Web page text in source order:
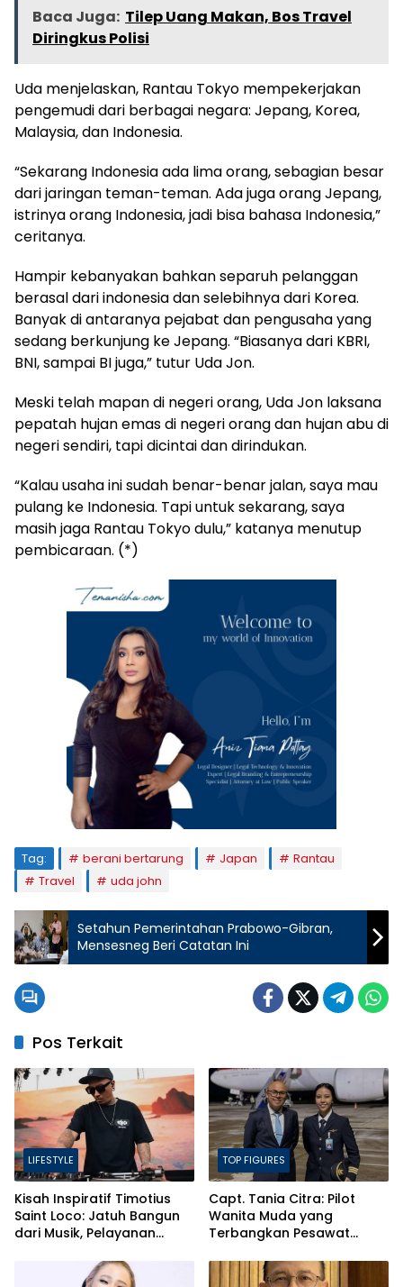
Baca Juga: Tilep Uang Makan, Bos Travel
Diringkus Polisi
Uda menjelaskan, Rantau Tokyo mempekerjakan
pengemudi dari berbagai negara: Jepang, Korea,
Malaysia, dan Indonesia.
“Sekarang Indonesia ada lima orang, sebagian besar
dari jaringan teman-teman. Ada juga orang Jepang,
istrinya orang Indonesia, jadi bisa bahasa Indonesia,”
ceritanya.
Hampir kebanyakan bahkan separuh pelanggan
berasal dari indonesia dan selebihnya dari Korea.
Banyak di antaranya pejabat dan pengusaha yang
sedang berkunjung ke Jepang. “Biasanya dari KBRI,
BNI, sampai BI juga,” tutur Uda Jon.
Meski telah mapan di negeri orang, Uda Jon laksana
pepatah hujan emas di negeri orang dan hujan abu di
negeri sendiri, tapi dicintai dan dirindukan.
“Kalau usaha ini sudah benar-benar jalan, saya mau
pulang ke Indonesia. Tapi untuk sekarang, saya
masih jaga Rantau Tokyo dulu,” katanya menutup
pembicaraan. (*)
Tag: berani bertarung Japan
Rantau
Travel
uda john
Setahun Pemerintahan Prabowo-Gibran,
Mensesneg Beri Catatan Ini
Pos Terkait
LIFESTYLE
Kisah Inspiratif Timotius
Saint Loco: Jatuh Bangun
dari Musik, Pelayanan
Sambal Babon
TOP FIGURES
Capt. Tania Citra: Pilot
Wanita Muda yang
Terbangkan Pesawat
Prancis